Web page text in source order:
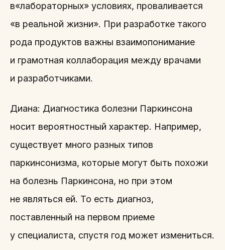
в«лабораторных» условиях, проваливается
«в реальной жизни». При разработке такого
рода продуктов важны взаимопонимание
и грамотная коллаборация между врачами
и разработчиками.
Диана: Диагностика болезни Паркинсона
носит вероятностный характер. Например,
существует много разных типов
паркинсонизма, которые могут быть похожи
на болезнь Паркинсона, но при этом
не являться ей. То есть диагноз,
поставленный на первом приеме
у специалиста, спустя год может измениться.